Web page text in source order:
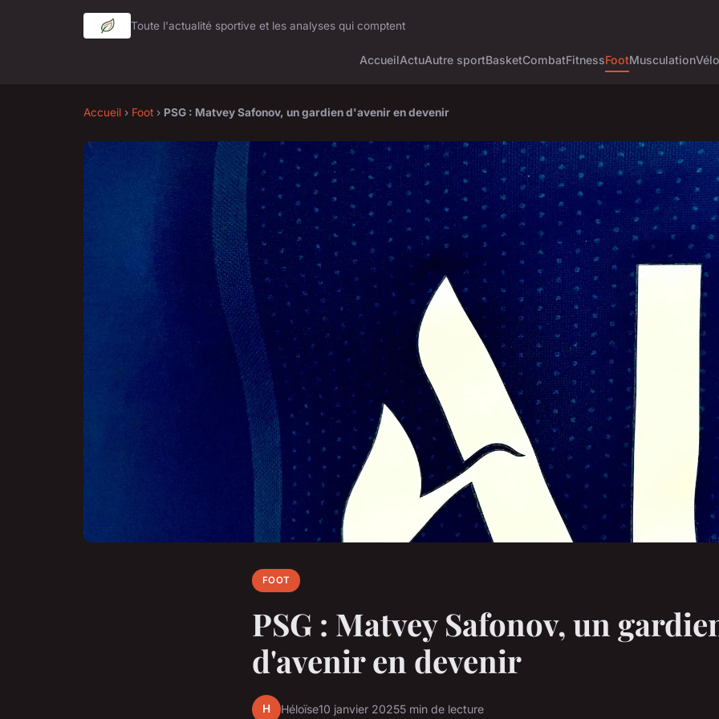
Toute l'actualité sportive et les analyses qui comptent
AccueilActuAutre sportBasketCombatFitnessFootMusculationVélo
Accueil › Foot › PSG : Matvey Safonov, un gardien d'avenir en devenir
FOOT
PSG : Matvey Safonov, un
d'avenir en devenir
H Héloïse10 janvier 20255 min de lecture